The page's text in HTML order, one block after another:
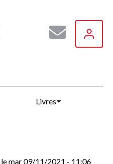
Livres
lemar 09/11/2021 - 11:06